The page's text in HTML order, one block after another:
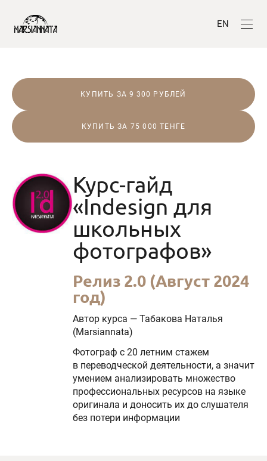
EN
КУПИТЬ ЗА 9 300 РУБЛЕЙ
КУПИТЬ ЗА 75 000 ТЕНГЕ
Курс-гайд
«Indesign для
школьных
фотографов»
Релиз 2.0 (Август 2024
год)
Автор курса — Табакова Наталья
(Marsiannata)
Фотограф с 20 летним стажем
в переводческой деятельности, а значит
умением анализировать множество
профессиональных ресурсов на языке
оригинала и доносить их до слушателя
без потери информации